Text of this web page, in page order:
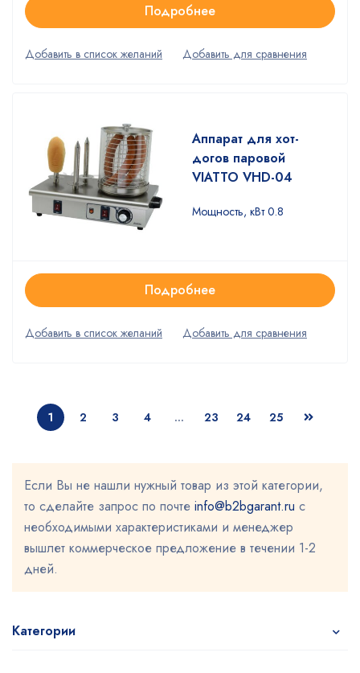
Категории
Подробнее
Аппарат для хот-
догов паровой
VIATTO VHD-04
Мощность, кВт 0.8
Подробнее
1 2 3 4 … 23 24 25
Если Вы не нашли нужный товар из этой категории,
то сделайте запрос по почте info@b2bgarant.ru с
необходимыми характеристиками и менеджер
вышлет коммерческое предложение в течении 1-2
дней.